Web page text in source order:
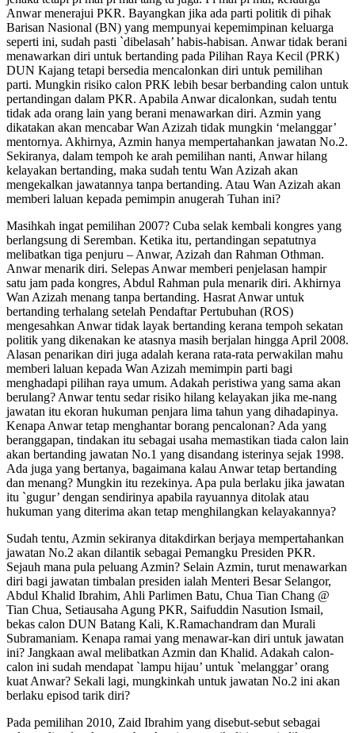
Anwar menerajui PKR. Bayangkan jika ada parti politik di pihak
Barisan Nasional (BN) yang mempunyai kepemimpinan keluarga
seperti ini, sudah pasti `dibelasah’ habis-habisan. Anwar tidak berani
menawarkan diri untuk bertanding pada Pilihan Raya Kecil (PRK)
DUN Kajang tetapi bersedia mencalonkan diri untuk pemilihan
parti. Mungkin risiko calon PRK lebih besar berbanding calon untuk
pertandingan dalam PKR. Apabila Anwar dicalonkan, sudah tentu
tidak ada orang lain yang berani menawarkan diri. Azmin yang
dikatakan akan mencabar Wan Azizah tidak mungkin ‘melanggar’
mentornya. Akhirnya, Azmin hanya mempertahankan jawatan No.2.
Sekiranya, dalam tempoh ke arah pemilihan nanti, Anwar hilang
kelayakan bertanding, maka sudah tentu Wan Azizah akan
mengekalkan jawatannya tanpa bertanding. Atau Wan Azizah akan
memberi laluan kepada pemimpin anugerah Tuhan ini?
Masihkah ingat pemilihan 2007? Cuba selak kembali kongres yang
berlangsung di Seremban. Ketika itu, pertandingan sepatutnya
melibatkan tiga penjuru – Anwar, Azizah dan Rahman Othman.
Anwar menarik diri. Selepas Anwar memberi penjelasan hampir
satu jam pada kongres, Abdul Rahman pula menarik diri. Akhirnya
Wan Azizah menang tanpa bertanding. Hasrat Anwar untuk
bertanding terhalang setelah Pendaftar Pertubuhan (ROS)
mengesahkan Anwar tidak layak bertanding kerana tempoh sekatan
politik yang dikenakan ke atasnya masih berjalan hingga April 2008.
Alasan penarikan diri juga adalah kerana rata-rata perwakilan mahu
memberi laluan kepada Wan Azizah memimpin parti bagi
menghadapi pilihan raya umum. Adakah peristiwa yang sama akan
berulang? Anwar tentu sedar risiko hilang kelayakan jika me-nang
jawatan itu ekoran hukuman penjara lima tahun yang dihadapinya.
Kenapa Anwar tetap menghantar borang pencalonan? Ada yang
beranggapan, tindakan itu sebagai usaha memastikan tiada calon lain
akan bertanding jawatan No.1 yang disandang isterinya sejak 1998.
Ada juga yang bertanya, bagaimana kalau Anwar tetap bertanding
dan menang? Mungkin itu rezekinya. Apa pula berlaku jika jawatan
itu `gugur’ dengan sendirinya apabila rayuannya ditolak atau
hukuman yang diterima akan tetap menghilangkan kelayakannya?
Sudah tentu, Azmin sekiranya ditakdirkan berjaya mempertahankan
jawatan No.2 akan dilantik sebagai Pemangku Presiden PKR.
Sejauh mana pula peluang Azmin? Selain Azmin, turut menawarkan
diri bagi jawatan timbalan presiden ialah Menteri Besar Selangor,
Abdul Khalid Ibrahim, Ahli Parlimen Batu, Chua Tian Chang @
Tian Chua, Setiausaha Agung PKR, Saifuddin Nasution Ismail,
bekas calon DUN Batang Kali, K.Ramachandram dan Murali
Subramaniam. Kenapa ramai yang menawar-kan diri untuk jawatan
ini? Jangkaan awal melibatkan Azmin dan Khalid. Adakah calon-
calon ini sudah mendapat `lampu hijau’ untuk `melanggar’ orang
kuat Anwar? Sekali lagi, mungkinkah untuk jawatan No.2 ini akan
berlaku episod tarik diri?
Pada pemilihan 2010, Zaid Ibrahim yang disebut-sebut sebagai